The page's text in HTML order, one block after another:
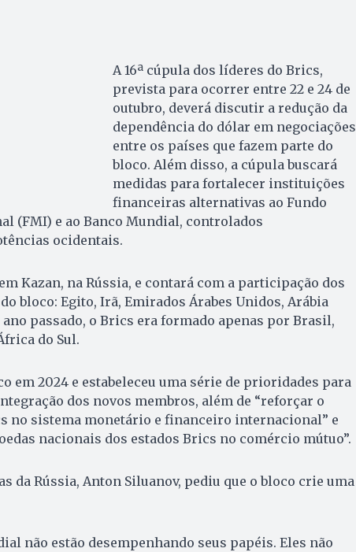
A 16ª cúpula dos líderes do Brics,
prevista para ocorrer entre 22 e 24 de
outubro, deverá discutir a redução da
dependência do dólar em negociações
entre os países que fazem parte do
bloco. Além disso, a cúpula buscará
medidas para fortalecer instituições
financeiras alternativas ao Fundo
(FMI) e ao Banco Mundial, controlados
ocidentais.
Kazan, na Rússia, e contará com a participação dos
bloco: Egito, Irã, Emirados Árabes Unidos, Arábia
ano passado, o Brics era formado apenas por Brasil,
do Sul.
em 2024 e estabeleceu uma série de prioridades para
dos novos membros, além de “reforçar o
no sistema monetário e financeiro internacional” e
nacionais dos estados Brics no comércio mútuo”.
da Rússia, Anton Siluanov, pediu que o bloco crie uma
não estão desempenhando seus papéis. Eles não